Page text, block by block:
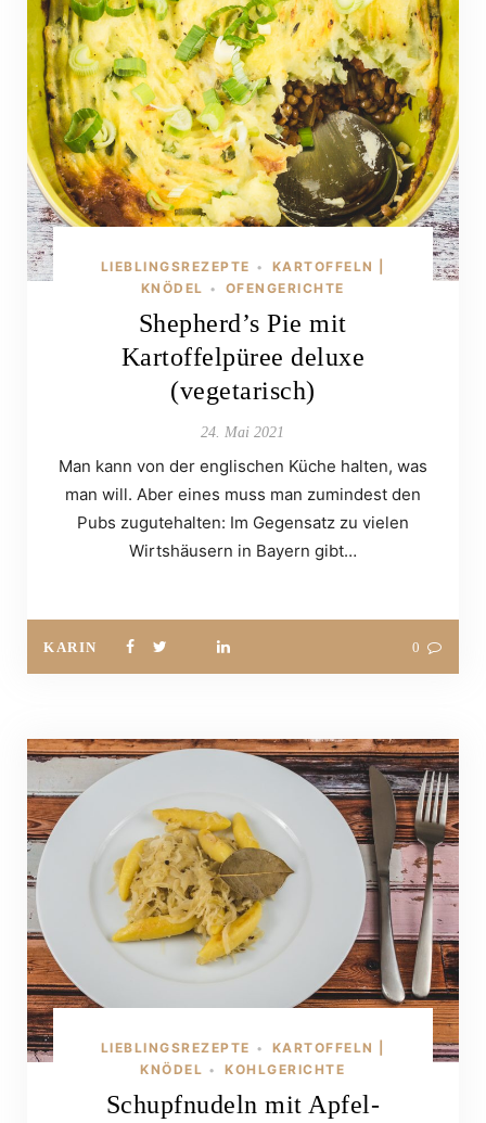
LIEBLINGSREZEPTE •
KARTOFFELN |
KNÖDEL • OFENGERICHTE
Shepherd’s Pie mit
Kartoffelpüree deluxe
(vegetarisch)
24. Mai 2021
Man kann von der englischen Küche halten, was
man will. Aber eines muss man zumindest den
Pubs zugutehalten: Im Gegensatz zu vielen
Wirtshäusern in Bayern gibt…
KARIN 0
LIEBLINGSREZEPTE •
KARTOFFELN |
KNÖDEL • KOHLGERICHTE
Schupfnudeln mit Apfel-